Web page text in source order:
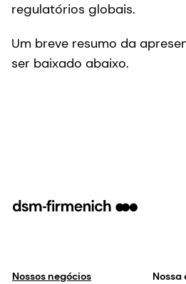
regulatórios globais.
Um breve resumo da
ser baixado abaixo.
Nossos negócios Nossa